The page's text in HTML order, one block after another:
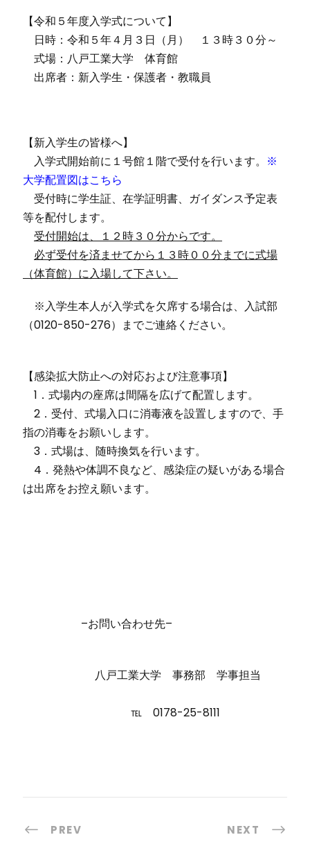
【令和５年度入学式について】
日時：令和５年４月３日（月） １３時３０分～
式場：八戸工業大学 体育館
出席者：新入学生・保護者・教職員
【新入学生の皆様へ】
入学式開始前に１号館１階で受付を行います。 ※
大学配置図はこちら
受付時に学生証、在学証明書、ガイダンス予定表
等を配付します。
受付開始は、１２時３０分からです。
必ず受付を済ませてから１３時００分までに式場
（体育館）に入場して下さい。
※入学生本人が入学式を欠席する場合は、入試部
（0120-850-276）までご連絡ください。
【感染拡大防止への対応および注意事項】
1．式場内の座席は間隔を広げて配置します。
2．受付、式場入口に消毒液を設置しますので、手
指の消毒をお願いします。
3．式場は、随時換気を行います。
4．発熱や体調不良など、感染症の疑いがある場合
は出席をお控え願います。
–お問い合わせ先–
八戸工業大学 事務部 学事担当
℡ 0178-25-8111
PREV NEXT